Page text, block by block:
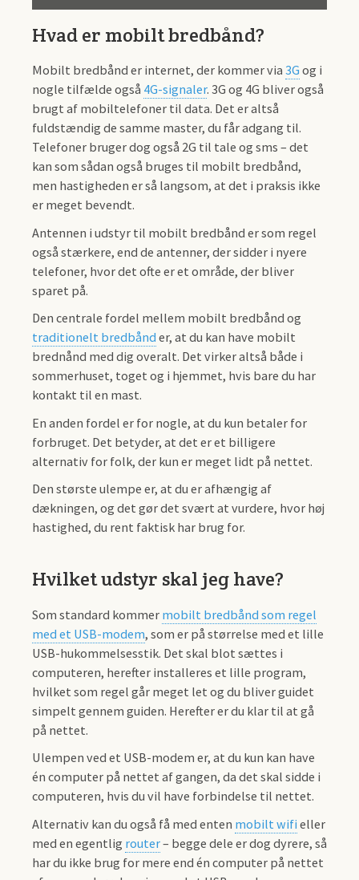
Hvad er mobilt bredbånd?
Mobilt bredbånd er internet, der kommer via 3G og i
nogle tilfælde også 4G-signaler. 3G og 4G bliver også
brugt af mobiltelefoner til data. Det er altså
fuldstændig de samme master, du får adgang til.
Telefoner bruger dog også 2G til tale og sms – det
kan som sådan også bruges til mobilt bredbånd,
men hastigheden er så langsom, at det i praksis ikke
er meget bevendt.
Antennen i udstyr til mobilt bredbånd er som regel
også stærkere, end de antenner, der sidder i nyere
telefoner, hvor det ofte er et område, der bliver
sparet på.
Den centrale fordel mellem mobilt bredbånd og
traditionelt bredbånd er, at du kan have mobilt
brednånd med dig overalt. Det virker altså både i
sommerhuset, toget og i hjemmet, hvis bare du har
kontakt til en mast.
En anden fordel er for nogle, at du kun betaler for
forbruget. Det betyder, at det er et billigere
alternativ for folk, der kun er meget lidt på nettet.
Den største ulempe er, at du er afhængig af
dækningen, og det gør det svært at vurdere, hvor høj
hastighed, du rent faktisk har brug for.
Hvilket udstyr skal jeg have?
Som standard kommer mobilt bredbånd som regel
med et USB-modem, som er på størrelse med et lille
USB-hukommelsesstik. Det skal blot sættes i
computeren, herefter installeres et lille program,
hvilket som regel går meget let og du bliver guidet
simpelt gennem guiden. Herefter er du klar til at gå
på nettet.
Ulempen ved et USB-modem er, at du kun kan have
én computer på nettet af gangen, da det skal sidde i
computeren, hvis du vil have forbindelse til nettet.
Alternativ kan du også få med enten mobilt wifi eller
med en egentlig router– begge dele er dog dyrere, så
har du ikke brug for mere end én computer på nettet